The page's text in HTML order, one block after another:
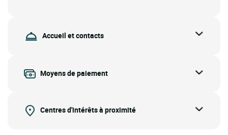
Accueil et contacts
Moyens de paiement
Centres d'intérêts à proximité